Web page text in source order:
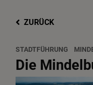
ZURÜCK
STADTFÜHRUNG
Die